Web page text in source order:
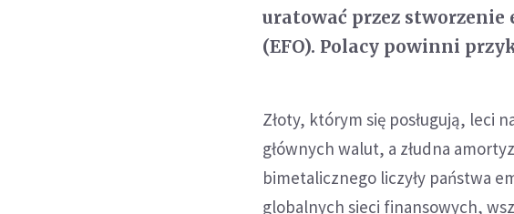
uratować przez stworzenie
(EFO). Polacy powinni
Złoty, którym się posługują, leci
głównych walut, a złudna
bimetalicznego liczyły państwa
globalnych sieci finansowych,